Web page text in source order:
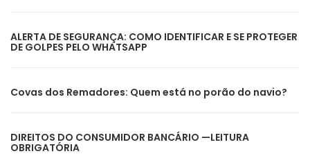
ALERTA DE SEGURANÇA: COMO IDENTIFICAR E SE PROTEGER
DE GOLPES PELO WHATSAPP
Covas dos Remadores: Quem está no porão do navio?
DIREITOS DO CONSUMIDOR BANCÁRIO —LEITURA
OBRIGATÓRIA